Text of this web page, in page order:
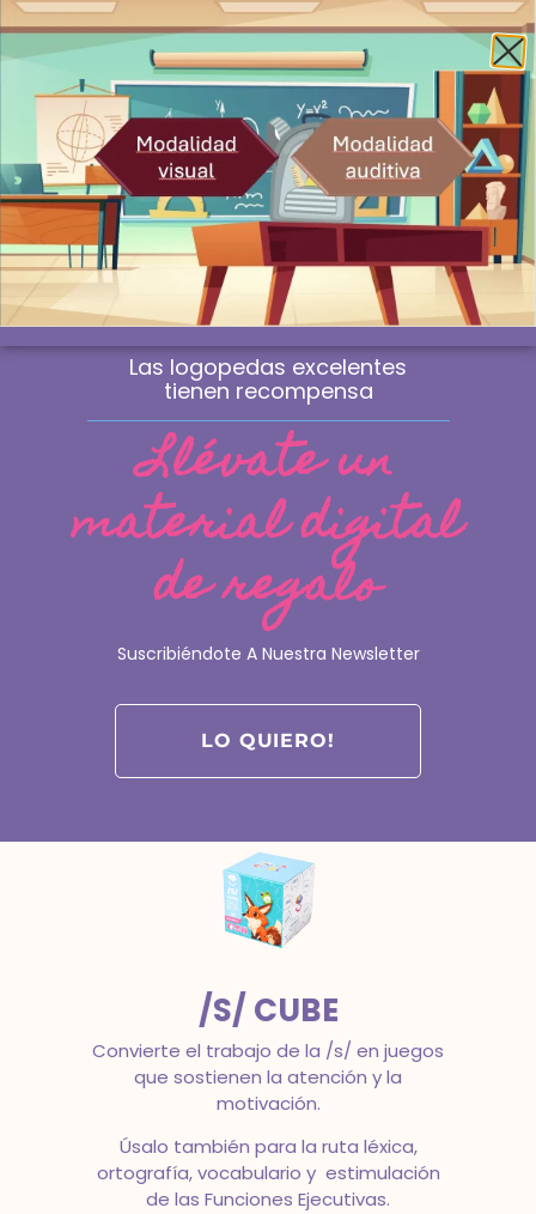
Envío gratis a la península a partir de 60€
¿Profesional? Compra sin IVA
WhatsApp
0
Material de logopedia
manipulativo
Las sesiones que marcan la diferencia
no se improvisan. Se eligen.
FONOCUBE
La tranquilidad de trabajar todos los
objetivos clave de la conciencia
Intervención en dislexia
/S/ CUBE
Convierte el trabajo de la /s/ en juegos
que sostienen la atención y la
motivación.
Úsalo también para la ruta léxica,
ortografía, vocabulario y estimulación
de las Funciones Ejecutivas.
Las logopedas excelentes
tienen recompensa
Llévate un
material digital
de regalo
Suscribiéndote A Nuestra Newsletter
LO QUIERO!